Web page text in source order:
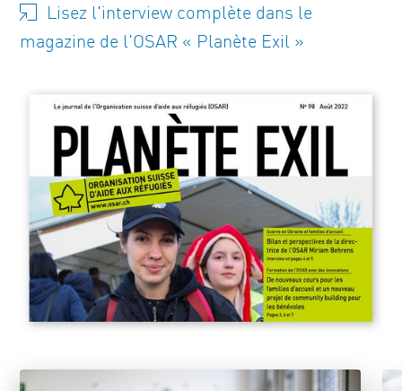
Lisez l'interview complète dans le
magazine de l'OSAR « Planète Exil »